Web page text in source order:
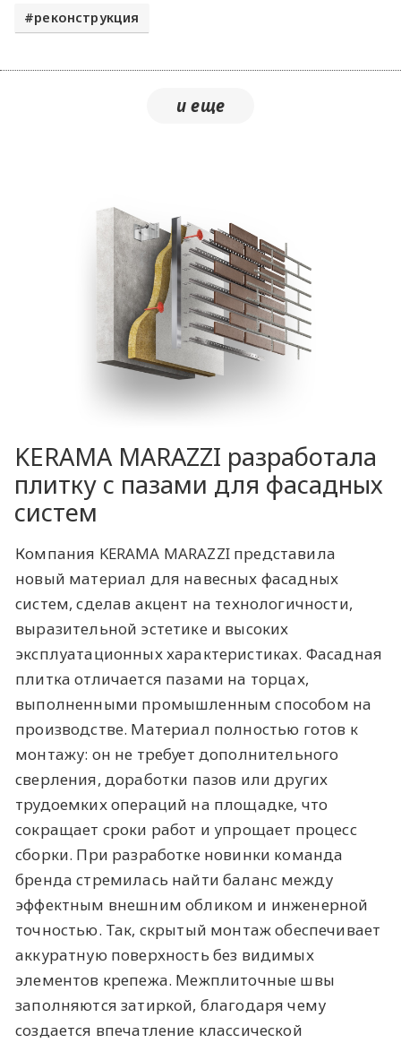
реконструкция
KERAMA MARAZZI разработала
плитку с пазами для фасадных
систем
Компания KERAMA MARAZZI представила
новый материал для навесных фасадных
систем, сделав акцент на технологичности,
выразительной эстетике и высоких
эксплуатационных характеристиках. Фасадная
плитка отличается пазами на торцах,
выполненными промышленным способом на
производстве. Материал полностью готов к
монтажу: он не требует дополнительного
сверления, доработки пазов или других
трудоемких операций на площадке, что
сокращает сроки работ и упрощает процесс
сборки. При разработке новинки команда
бренда стремилась найти баланс между
эффектным внешним обликом и инженерной
точностью. Так, скрытый монтаж обеспечивает
аккуратную поверхность без видимых
элементов крепежа. Межплиточные швы
заполняются затиркой, благодаря чему
создается впечатление классической